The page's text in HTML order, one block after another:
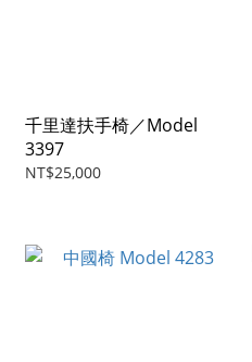
千里達扶手椅／Model
3397
NT$25,000